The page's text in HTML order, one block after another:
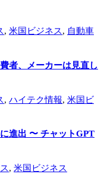
, 米国ビジネス, 自動車
者、メーカーは見直し
, ハイテク情報, 米国ビ
進出 〜 チャットGPT
, 米国ビジネス